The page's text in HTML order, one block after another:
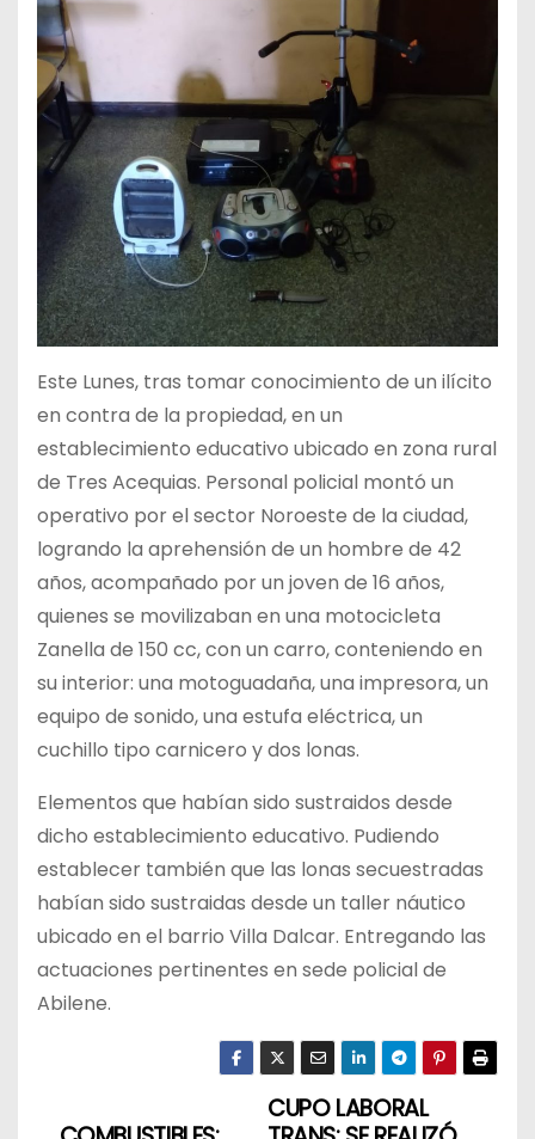
Este Lunes, tras tomar conocimiento de un ilícito
en contra de la propiedad, en un
establecimiento educativo ubicado en zona rural
de Tres Acequias. Personal policial montó un
operativo por el sector Noroeste de la ciudad,
logrando la aprehensión de un hombre de 42
años, acompañado por un joven de 16 años,
quienes se movilizaban en una motocicleta
Zanella de 150 cc, con un carro, conteniendo en
su interior: una motoguadaña, una impresora, un
equipo de sonido, una estufa eléctrica, un
cuchillo tipo carnicero y dos lonas.
Elementos que habían sido sustraidos desde
dicho establecimiento educativo. Pudiendo
establecer también que las lonas secuestradas
habían sido sustraidas desde un taller náutico
ubicado en el barrio Villa Dalcar. Entregando las
actuaciones pertinentes en sede policial de
Abilene.
N
CUPO LABORAL